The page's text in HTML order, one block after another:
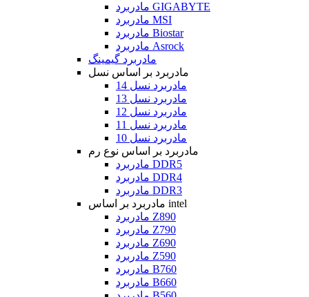
مادربرد GIGABYTE
مادربرد MSI
مادربرد Biostar
مادربرد Asrock
مادربرد گیمینگ
مادربرد بر اساس نسل
مادربرد نسل 14
مادربرد نسل 13
مادربرد نسل 12
مادربرد نسل 11
مادربرد نسل 10
مادربرد بر اساس نوع رم
مادربرد DDR5
مادربرد DDR4
مادربرد DDR3
مادربرد بر اساس intel
مادربرد Z890
مادربرد Z790
مادربرد Z690
مادربرد Z590
مادربرد B760
مادربرد B660